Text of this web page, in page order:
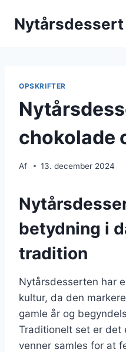
Nytårsdessert
OPSKRIFTER
chokolade
Af 13. december 2024
betydning i
tradition
Nytårsdesserten har
kultur, da den
gamle år og
Traditionelt set er det
venner samles for at